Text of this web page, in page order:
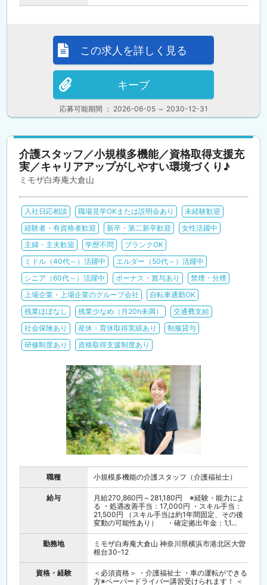
応募可能期間 ： 2026-06-05 ～ 2030-12-31
この求人を詳しく見る
キープ
介護スタッフ／小規模多機能／資格取得支援充
実／キャリアアップがしやすい環境づくり♪
ミモザ白寿庵大倉山
入社日応相談 職場見学OKまたは説明会あり
未経験歓迎
経験者・有資格者歓迎
新卒・第二新卒歓迎
女性活躍中
主婦・主夫歓迎
学歴不問
ブランクOK
ミドル（40代～）活躍中
エルダー（50代～）活躍中
シニア（60代～）活躍中
ボーナス・賞与あり
禁煙・分煙
上場企業・上場企業のグループ会社
自転車通勤OK
残業ほぼなし
残業少なめ（月20h未満）
交通費支給
社会保険あり
産休・育休取得実績あり
制服貸与
研修制度あり
資格取得支援制度あり
職種 小規模多機能の介護スタッフ（介護福祉士）
給与
月給270,860円～281,180円 ※経験・能力によ
る ・処遇改善手当：17,000円 ・スキル手当：
21,500円 （スキル手当は約1年間固定、その後
変動の可能性あり） ・確定拠出年金：1,1...
勤務地
ミモザ白寿庵大倉山 神奈川県横浜市港北区大曽
根台30-12
資格・経験
＜必須資格＞ ・介護福祉士 ・車の運転ができる
方※ペーパードライバー講習受けられます！ ＜